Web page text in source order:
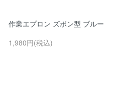
作業エプロン ズボン型 ブルー
1,980円(税込)